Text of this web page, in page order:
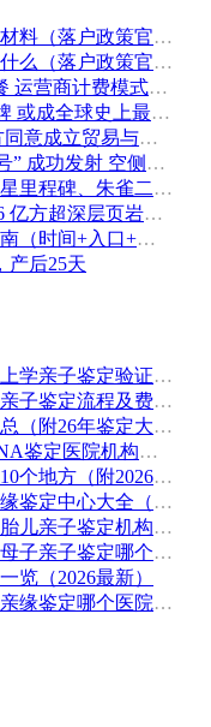
中山市户口迁入需要什么条件和材料（落户政策官方解读）
洛阳户口迁入条件和办理流程是什么（落户政策官方问答汇总）
中国电信推出全国层面Token套餐 运营商计费模式从”流量”迈向”算力”
SpaceX计划6月12日纳斯达克挂牌 或成全球史上最大规模IPO
中美经贸磋商达成五项成果 双方同意成立贸易与投资双理事会
成都首颗城市专属卫星 “蓉城一号” 成功发射 空侧直转模式同步落地 双重大突破助力国际门户枢纽建设
中国商业航天强势崛起！力箭百星里程碑、朱雀二号改进型发射成功
重大能源突破！四川发现超 2356 亿方超深层页岩气田，保障国家能源安全
2026年杭州城乡居民医保缴纳指南（时间+入口+金额）
产后25天
精选！天津河西中量基因：15家上学亲子鉴定验证组织收集（附2026年鉴定办理攻略）
立刻阅读！西安新城专业中高考亲子鉴定流程及费用(附鉴定机构查询一览)
西安莲湖：上学亲子鉴定中心汇总（附26年鉴定大全）
靠谱！长沙开福二十一个亲子DNA鉴定医院机构名单一览（附2026年办理攻略）
长沙望城十六所升学亲子鉴定的10个地方（附2026年鉴定手续）
市民须知：沈阳康平热门姐弟亲缘鉴定中心大全（附做亲子鉴定的材料）
首发！青岛市南中量鉴证：无创胎儿亲子鉴定机构大全（附最新亲子鉴定机构名录）
探索！合肥巢湖中量科普：稳健母子亲子鉴定哪个医院可以做（附2026年汇总鉴定）
览（2026最新）
了解！东莞谢岗中量鉴证：姐弟亲缘鉴定哪个医院可以做（附2026年汇总鉴定）